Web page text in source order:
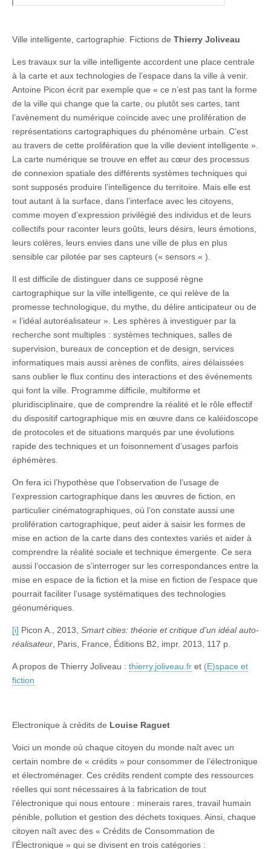
Ville intelligente, cartographie. Fictions de Thierry Joliveau
Les travaux sur la ville intelligente accordent une place centrale
à la carte et aux technologies de l’espace dans la ville à venir.
Antoine Picon écrit par exemple que « ce n’est pas tant la forme
de la ville qui change que la carte, ou plutôt ses cartes, tant
l’avènement du numérique coïncide avec une prolifération de
représentations cartographiques du phénomène urbain. C’est
au travers de cette prolifération que la ville devient intelligente ».
La carte numérique se trouve en effet au cœur des processus
de connexion spatiale des différents systèmes techniques qui
sont supposés produire l’intelligence du territoire. Mais elle est
tout autant à la surface, dans l’interface avec les citoyens,
comme moyen d’expression privilégié des individus et de leurs
collectifs pour raconter leurs goûts, leurs désirs, leurs émotions,
leurs colères, leurs envies dans une ville de plus en plus
sensible car pilotée par ses capteurs (« sensors « ).
Il est difficile de distinguer dans ce supposé règne
cartographique sur la ville intelligente, ce qui relève de la
promesse technologique, du mythe, du délire anticipateur ou de
« l’idéal autoréalisateur ». Les sphères à investiguer par la
recherche sont multiples : systèmes techniques, salles de
supervision, bureaux de conception et de design, services
informatiques mais aussi arènes de conflits, aires délaissées
sans oublier le flux continu des interactions et des événements
qui font la ville. Programme difficile, multiforme et
pluridisciplinaire, que de comprendre la réalité et le rôle effectif
du dispositif cartographique mis en œuvre dans ce kaléidoscope
de protocoles et de situations marqués par une évolutions
rapide des techniques et un foisonnement d’usages parfois
éphémères.
On fera ici l’hypothèse que l’observation de l’usage de
l’expression cartographique dans les œuvres de fiction, en
particulier cinématographiques, où l’on constate aussi une
prolifération cartographique, peut aider à saisir les formes de
mise en action de la carte dans des contextes variés et aider à
comprendre la réalité sociale et technique émergente. Ce sera
aussi l’occasion de s’interroger sur les correspondances entre la
mise en espace de la fiction et la mise en fiction de l’espace que
pourrait faciliter l’usage systématiques des technologies
géonumériques.
[i] Picon A., 2013, Smart cities: théorie et critique d’un idéal auto-
réalisateur , Paris, France, Éditions B2, impr. 2013, 117 p.
A propos de Thierry Joliveau : thierry.joliveau.fr et (E)space et
fiction
Electronique à crédits de Louise Raguet
Voici un monde où chaque citoyen du monde naît avec un
certain nombre de « crédits » pour consommer de l’électronique
et électroménager. Ces crédits rendent compte des ressources
réelles qui sont nécessaires à la fabrication de tout
l’électronique qui nous entoure : minerais rares, travail humain
pénible, pollution et gestion des déchets toxiques. Ainsi, chaque
citoyen naît avec des « Crédits de Consommation de
l’Électronique » qui se divisent en trois catégories :